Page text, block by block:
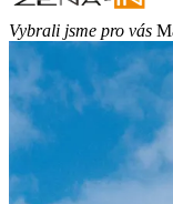
Vybrali jsme pro vás